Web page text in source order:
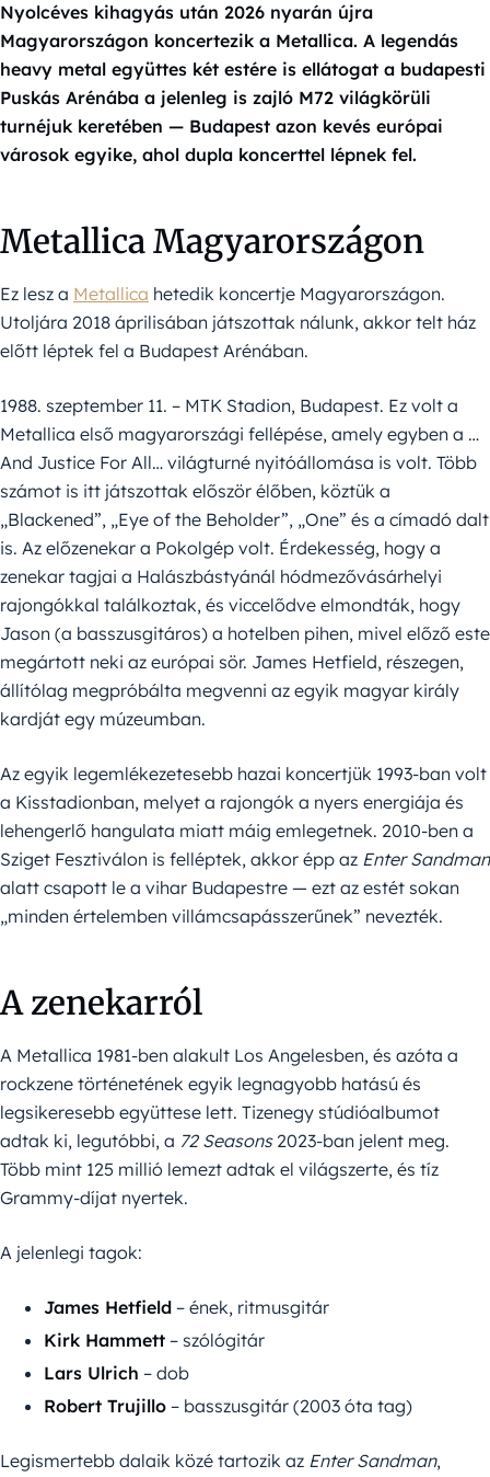
Nyolcéves kihagyás után 2026 nyarán újra
Magyarországon koncertezik a Metallica. A legendás
heavy metal együttes két estére is ellátogat a budapesti
Puskás Arénába a jelenleg is zajló M72 világkörüli
turnéjuk keretében — Budapest azon kevés európai
városok egyike, ahol dupla koncerttel lépnek fel.
Metallica Magyarországon
Ez lesz a Metallica hetedik koncertje Magyarországon.
Utoljára 2018 áprilisában játszottak nálunk, akkor telt ház
előtt léptek fel a Budapest Arénában.
1988. szeptember 11. – MTK Stadion, Budapest. Ez volt a
Metallica első magyarországi fellépése, amely egyben a …
And Justice For All… világturné nyitóállomása is volt. Több
számot is itt játszottak először élőben, köztük a
„Blackened”, „Eye of the Beholder”, „One” és a címadó dalt
is. Az előzenekar a Pokolgép volt. Érdekesség, hogy a
zenekar tagjai a Halászbástyánál hódmezővásárhelyi
rajongókkal találkoztak, és viccelődve elmondták, hogy
Jason (a basszusgitáros) a hotelben pihen, mivel előző este
megártott neki az európai sör. James Hetfield, részegen,
állítólag megpróbálta megvenni az egyik magyar király
kardját egy múzeumban.
Az egyik legemlékezetesebb hazai koncertjük 1993-ban volt
a Kisstadionban, melyet a rajongók a nyers energiája és
lehengerlő hangulata miatt máig emlegetnek. 2010-ben a
Sziget Fesztiválon is felléptek, akkor épp az Enter Sandman
alatt csapott le a vihar Budapestre — ezt az estét sokan
„minden értelemben villámcsapásszerűnek” nevezték.
A zenekarról
A Metallica 1981-ben alakult Los Angelesben, és azóta a
rockzene történetének egyik legnagyobb hatású és
legsikeresebb együttese lett. Tizenegy stúdióalbumot
adtak ki, legutóbbi, a 72 Seasons2023-ban jelent meg.
Több mint 125 millió lemezt adtak el világszerte, és tíz
Grammy-díjat nyertek.
A jelenlegi tagok:
James Hetfield – ének, ritmusgitár
Kirk Hammett – szólógitár
Lars Ulrich – dob
Robert Trujillo – basszusgitár (2003 óta tag)
Legismertebb dalaik közé tartozik az Enter Sandman,